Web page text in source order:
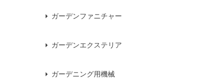
ガーデンファニチャー
ガーデンエクステリア
ガーデニング用機械